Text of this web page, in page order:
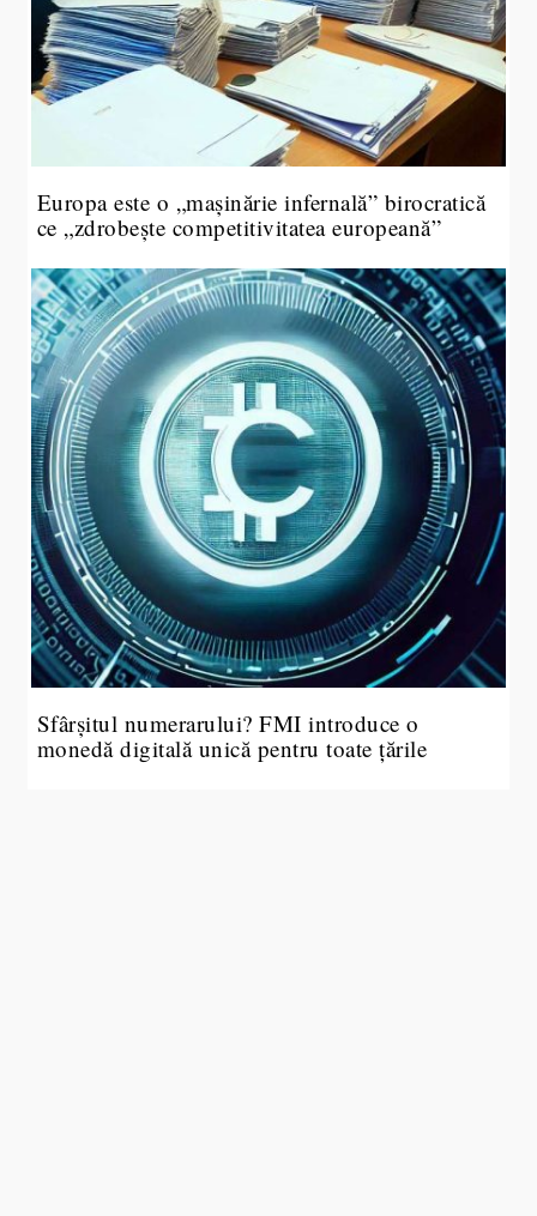
Europa este o „mașinărie infernală” birocratică
ce „zdrobește competitivitatea europeană”
Sfârșitul numerarului? FMI introduce o
monedă digitală unică pentru toate țările